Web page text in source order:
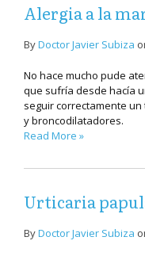
Alergia a la
ByDoctor Javier Subiza
No hace mucho pude
que sufría desde hacía
seguir correctamente
y broncodilatadores.
Read More »
Urticaria
ByDoctor Javier Subiza